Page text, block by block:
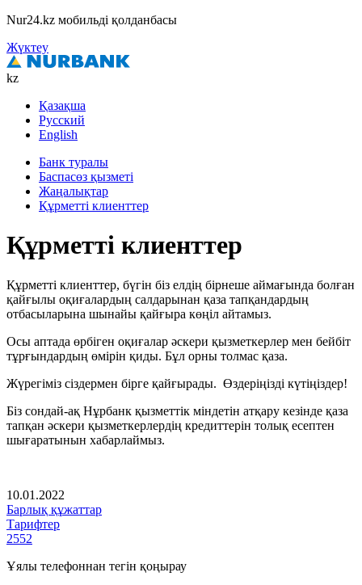
Nur24.kz мобильді қолданбасы
Жүктеу
kz
Қазақша
Русский
English
Банк туралы
Баспасөз қызметі
Жаңалықтар
Құрметті клиенттер
Құрметті клиенттер
Құрметті клиенттер, бүгін біз елдің бірнеше аймағында болған
қайғылы оқиғалардың салдарынан қаза тапқандардың
отбасыларына шынайы қайғыра көңіл айтамыз.
Осы аптада өрбіген оқиғалар әскери қызметкерлер мен бейбіт
тұрғындардың өмірін қиды. Бұл орны толмас қаза.
Жүрегіміз сіздермен бірге қайғырады. Өздеріңізді күтіңіздер!
Біз сондай-ақ Нұрбанк қызметтік міндетін атқару кезінде қаза
тапқан әскери қызметкерлердің кредиттерін толық есептен
шығаратынын хабарлаймыз.
10.01.2022
Барлық құжаттар
Тарифтер
2552
Ұялы телефоннан тегін қоңырау